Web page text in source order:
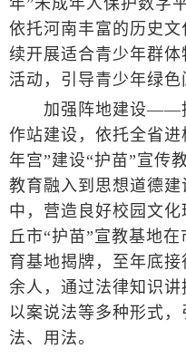
年”未成年人保护数字
依托河南丰富的历史
续开展适合青少年群
活动，引导青少年绿色
加强阵地建设——持
作站建设，依托全省
年宫”建设“护苗”宣传
教育融入到思想道德
中，营造良好校园文
丘市“护苗”宣教基地
育基地揭牌，至年底
余人，通过法律知识讲
以案说法等多种形式
法、用法。